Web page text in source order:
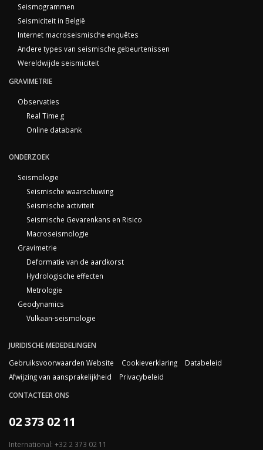
Seismogrammen
Seismiciteit in België
Internet macroseismische enquêtes
Andere types van seismische gebeurtenissen
Wereldwijde seismiciteit
GRAVIMETRIE
Observaties
Real Time g
Online databank
ONDERZOEK
Seismologie
Seismische waarschuwing
Seismische activiteit
Seismische Gevarenkans en Risico
Macroseismologie
Gravimetrie
Deformatie van de aardkorst
Hydrologische effecten
Metrologie
Geodynamics
Vulkaan-seismologie
JURIDISCHE MEDEDELINGEN
Gebruiksvoorwaarden Website
Cookieverklaring
Databeleid
Afwijzing van aansprakelijkheid
Privacybeleid
CONTACTEER ONS
02 373 02 11
International: +32 2 373 02 11